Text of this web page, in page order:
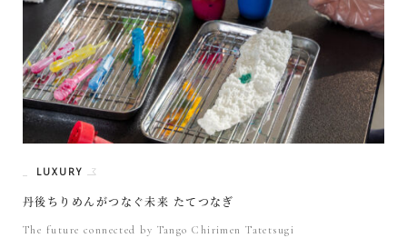
LUXURY
丹後ちりめんがつなぐ未来 たてつなぎ
The future connected by Tango Chirimen Tatetsugi